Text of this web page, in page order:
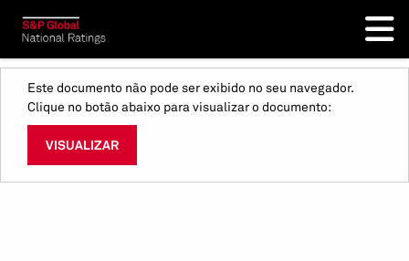
Este documento não pode ser exibido no seu navegador.
Clique no botão abaixo para visualizar o documento:
VISUALIZAR